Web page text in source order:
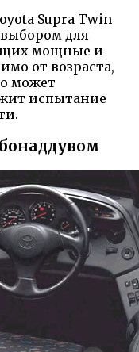
Supra Twin
для
мощные и
от возраста,
может
испытание